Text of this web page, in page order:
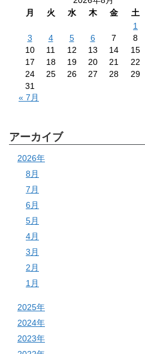
月
火 水 木 金 土
1
3
4 5 6 7 8
10
11 12 13 14 15
17
18 19 20 21 22
24
25 26 27 28 29
31
« 7月
アーカイブ
2026年
8月
7月
6月
5月
4月
3月
2月
1月
2025年
2024年
2023年